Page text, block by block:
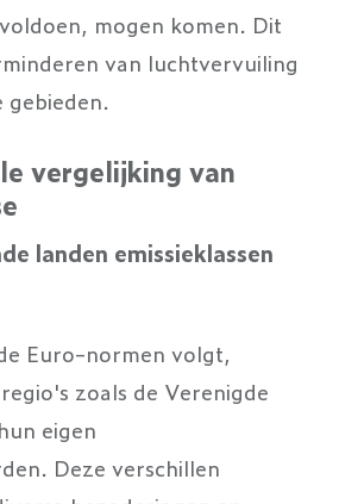
mogen komen. Dit
van luchtvervuiling
vergelijking van
landen emissieklassen
Euro-normen volgt,
zoals de Verenigde
eigen
Deze verschillen